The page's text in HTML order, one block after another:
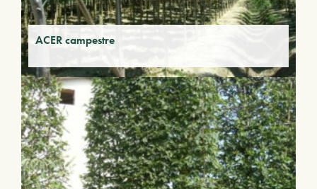
ACER campestre